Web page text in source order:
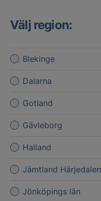
Välj region:
Blekinge
Dalarna
Gotland
Gävleborg
Halland
Jämtland Härjedalen
Jönköpings län